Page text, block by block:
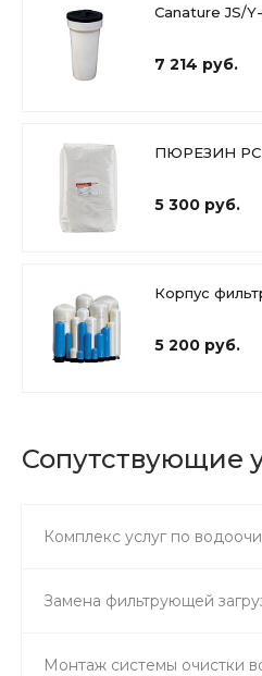
Canature JS/
7 214 руб.
ПЮРЕЗИН PC
5 300 руб.
Корпус
5 200 руб.
Сопутствующие
Комплекс услуг по
Замена фильтрующей
Монтаж системы очистки